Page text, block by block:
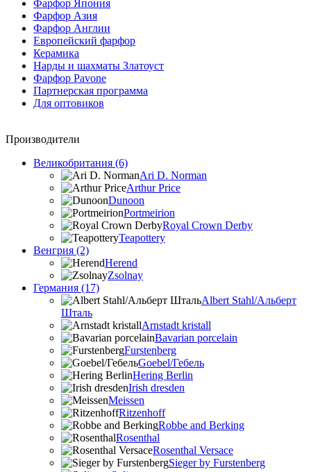
Фарфор Япония
Фарфор Азия
Фарфор Англии
Европейский фарфор
Керамика
Нарды и шахматы Златоуст
Фарфор Pavone
Партнерская программа
Для оптовиков
Производители
Великобритания (6)
Ari D. Norman
Arthur Price
Dunoon
Portmeirion
Royal Crown Derby
Teapottery
Венгрия (2)
Herend
Zsolnay
Германия (17)
Albert Stahl/Альбеpт
Шталь
Arnstadt kristall
Bavarian porcelain
Furstenberg
Goebel/Гебель
Hering Berlin
Irish dresden
Meissen
Ritzenhoff
Robbe and Berking
Rosenthal
Rosenthal Versace
Sieger by Furstenberg